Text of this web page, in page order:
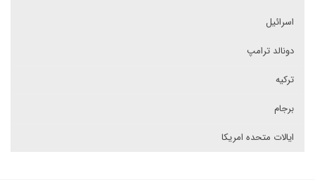
اسرائیل
دونالد ترامپ
ترکیه
برجام
ایالات متحده امریکا